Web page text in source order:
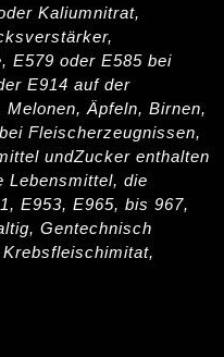
Kaliumnitrat,
E579 oder E585 bei
E914 auf der
Äpfeln, Birnen,
Fleischerzeugnissen,
undZucker enthalten
Lebensmittel, die
E953, E965, bis 967,
Gentechnisch